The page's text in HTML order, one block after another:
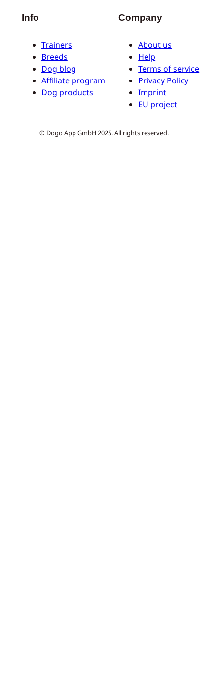
Info
Trainers
Breeds
Dog blog
Affiliate program
Dog products
Company
About us
Help
Terms of service
Privacy Policy
Imprint
EU project
© Dogo App GmbH 2025. All rights reserved.